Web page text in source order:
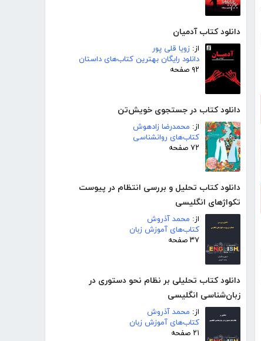
دانلود کتاب آدمیان
از: زویا قلی پور
دانلود رایگان بهترین کتاب‌های داستان
۹۲ صفحه
دانلود کتاب در جستجوی خویش‌تن
از: محمدرضا زادهوش
کتاب‌های روانشناسی
۷۲ صفحه
دانلود کتاب تحلیل و بررسی انتظام در پیوست
تکواژهای انگلیسی
از: محمد آذروش
کتاب‌های آموزش زبان
۳۷ صفحه
دانلود کتاب تحلیلی بر نظام نحو دستوری در
زبان‌شناسی انگلیسی
از: محمد آذروش
کتاب‌های آموزش زبان
۲۱ صفحه